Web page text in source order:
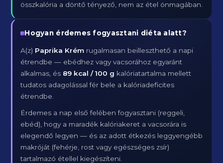
összkalória a döntő tényező, nem az étel önmagában.
Hogyan érdemes fogyasztani diéta alatt?
A(z) Paprika Krém rugalmasan beilleszthető a napi
étrendbe — ebédhez vagy vacsorához egyaránt
alkalmas, és 89 kcal / 100 g kalóriatartalma mellett
tudatos adagolással fér bele a kalóriadeficites
étrendbe.
Érdemes a nap első felében fogyasztani (reggeli,
ebéd), hogy a maradék kalóriakeret a vacsorára is
elegendő legyen — és az adott étkezés leggyengébb
makróját (fehérje, rost vagy egészséges zsír)
tartalmazó étellel kiegészíteni.